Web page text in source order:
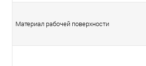
Материал рабочей поверхности